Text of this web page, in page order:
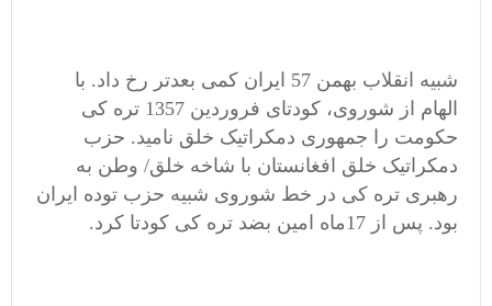
شبیه انقلاب بهمن 57 ایران کمی بعدتر رخ داد. با
الهام از شوروی، کودتای فروردین 1357 تره کی
حکومت را جمهوری دمکراتیک خلق نامید. حزب
دمکراتیک خلق افغانستان با شاخه خلق/ وطن به
رهبری تره کی در خط شوروی شبیه حزب توده ایران
بود. پس از 17ماه امین بضد تره کی کودتا کرد.